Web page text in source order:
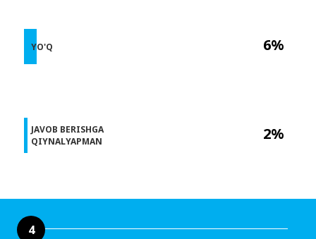
6%
2%
YO'Q
JAVOB BERISHGA
QIYNALYAPMAN
4